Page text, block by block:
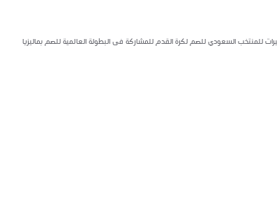
للمنتخب السعودي للصم لكرة القدم للمشاركة فى البطولة العالمية للصم بماليزيا